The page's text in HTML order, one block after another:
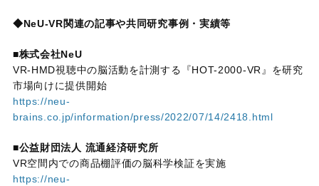
◆NeU-VR関連の記事や共同研究事例・実績等
■株式会社NeU
VR-HMD視聴中の脳活動を計測する『HOT-2000-VR』を研究
市場向けに提供開始
https://neu-
brains.co.jp/information/press/2022/07/14/2418.html
■公益財団法人 流通経済研究所
VR空間内での商品棚評価の脳科学検証を実施
https://neu-